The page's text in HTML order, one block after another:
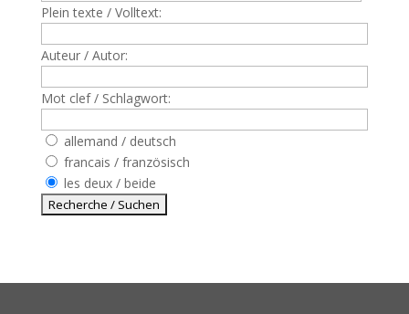
Plein texte / Volltext:
Auteur / Autor:
Mot clef / Schlagwort:
allemand / deutsch
francais / französisch
les deux / beide